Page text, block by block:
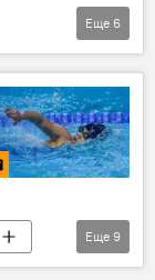
Еще 6
Еще 9